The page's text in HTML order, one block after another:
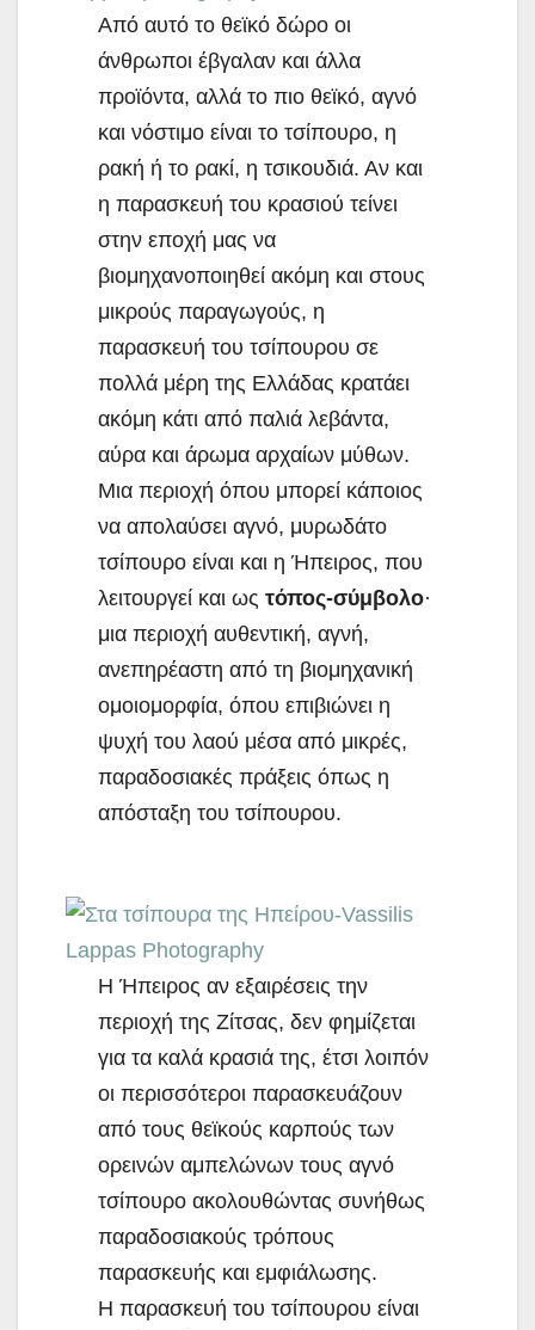
Από αυτό το θεϊκό δώρο οι
άνθρωποι έβγαλαν και άλλα
προϊόντα, αλλά το πιο θεϊκό, αγνό
και νόστιμο είναι το τσίπουρο, η
ρακή ή το ρακί, η τσικουδιά. Αν και
η παρασκευή του κρασιού τείνει
στην εποχή μας να
βιομηχανοποιηθεί ακόμη και στους
μικρούς παραγωγούς, η
παρασκευή του τσίπουρου σε
πολλά μέρη της Ελλάδας κρατάει
ακόμη κάτι από παλιά λεβάντα,
αύρα και άρωμα αρχαίων μύθων.
Μια περιοχή όπου μπορεί κάποιος
να απολαύσει αγνό, μυρωδάτο
τσίπουρο είναι και η Ήπειρος, που
λειτουργεί και ωςτόπος-σύμβολο·
μια περιοχή αυθεντική, αγνή,
ανεπηρέαστη από τη βιομηχανική
ομοιομορφία, όπου επιβιώνει η
ψυχή του λαού μέσα από μικρές,
παραδοσιακές πράξεις όπως η
απόσταξη του τσίπουρου.
Η Ήπειρος αν εξαιρέσεις την
περιοχή της Ζίτσας, δεν φημίζεται
για τα καλά κρασιά της, έτσι λοιπόν
οι περισσότεροι παρασκευάζουν
από τους θεϊκούς καρπούς των
oρεινών αμπελώνων τους αγνό
τσίπουρο ακολουθώντας συνήθως
παραδοσιακούς τρόπους
παρασκευής και εμφιάλωσης.
Η παρασκευή του τσίπουρου είναι